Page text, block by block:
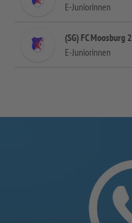
E-Juniorinnen
(SG) FC Moosburg 2
E-Juniorinnen